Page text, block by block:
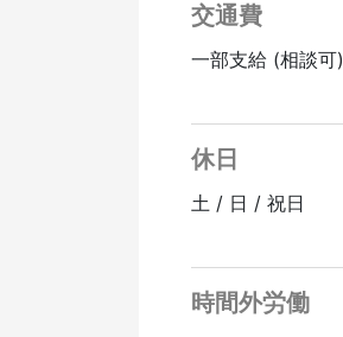
交通費
一部支給 (相談可)
休日
土 / 日 / 祝日
時間外労働